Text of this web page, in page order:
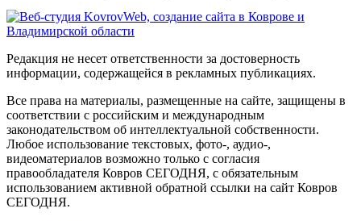
Редакция не несет ответственности за достоверность
информации, содержащейся в рекламных публикациях.
Все права на материалы, размещенные на сайте, защищены в
соответствии с российским и международным
законодательством об интеллектуальной собственности.
Любое использование текстовых, фото-, аудио-,
видеоматериалов возможно только с согласия
правообладателя Ковров СЕГОДНЯ, с обязательным
использованием активной обратной ссылки на сайт Ковров
СЕГОДНЯ.